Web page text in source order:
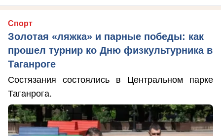
Спорт
Золотая «ляжка» и парные победы: как
прошел турнир ко Дню физкультурника в
Таганроге
Состязания состоялись в Центральном парке
Таганрога.